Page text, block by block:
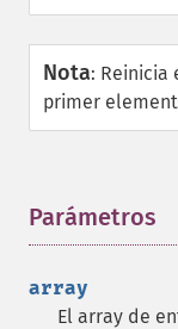
Nota: Reinicia
primer
Parámetros
array
El array de